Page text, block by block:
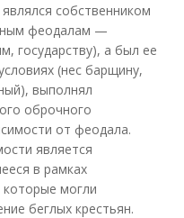
собственником
феодалам —
государству), а был ее
(нес барщину,
выполнял
оброчного
от феодала.
является
в рамках
которые могли
беглых крестьян.